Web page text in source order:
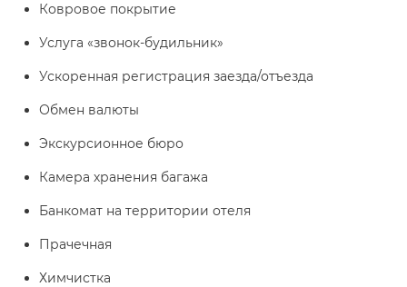
Ковровое покрытие
Услуга «звонок-будильник»
Ускоренная регистрация заезда/отъезда
Обмен валюты
Экскурсионное бюро
Камера хранения багажа
Банкомат на территории отеля
Прачечная
Химчистка